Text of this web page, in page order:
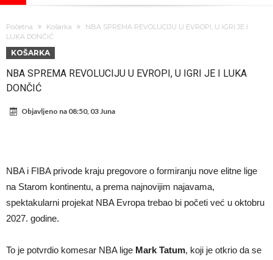
sramotan komentar na njegov račun
Direktor FIA o drami Formule 1: “Ne možemo da idemo toliko
daleko”
Koliko traži PSG i koji je Liverpulov “plafon” za Bredlija Barkolu?
Prva ponuda za Rafaela Leaa – odbijena!
tjera suze
Početna Košarka
NBA SPREMA REVOLUCIJU U EVROPI, U IGRI JE I
LUKA DONČIĆ
KOŠARKA
NBA SPREMA REVOLUCIJU U EVROPI, U IGRI JE I LUKA
DONČIĆ
Objavljeno na 08:50, 03 Juna
NBA i FIBA privode kraju pregovore o formiranju nove elitne lige
na Starom kontinentu, a prema najnovijim najavama,
spektakularni projekat NBA Evropa trebao bi početi već u oktobru
2027. godine.
To je potvrdio komesar NBA lige Mark Tatum, koji je otkrio da se